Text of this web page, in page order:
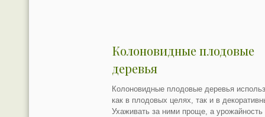
Колоновидные плодовые
деревья
Колоновидные плодовые деревья
как в плодовых целях, так и в
Ухаживать за ними проще, а урожайность